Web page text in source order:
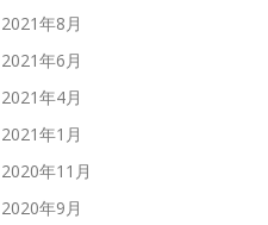
2021年8月
2021年6月
2021年4月
2021年1月
2020年11月
2020年9月